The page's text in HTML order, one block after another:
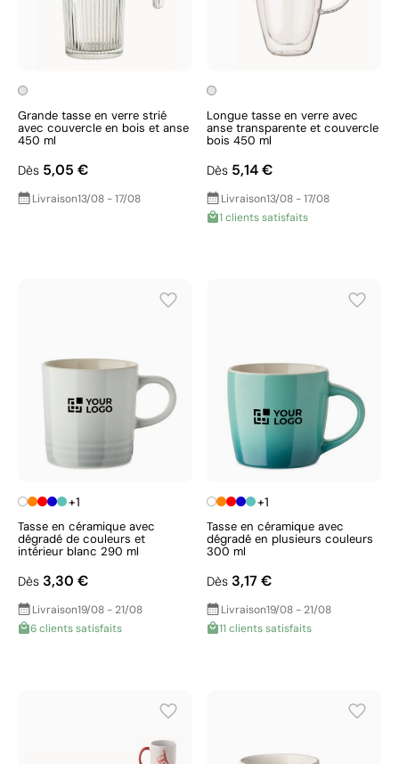
Grande tasse en verre strié
avec couvercle en bois et anse
450 ml
Dès 5,05 €
Livraison13/08 - 17/08
Longue tasse en verre avec
anse transparente et couvercle
bois 450 ml
Dès 5,14 €
Livraison13/08 - 17/08
1 clients satisfaits
+1
Tasse en céramique avec
dégradé de couleurs et
intérieur blanc 290 ml
Dès 3,30 €
Livraison19/08 - 21/08
6 clients satisfaits
+1
Tasse en céramique avec
dégradé en plusieurs couleurs
300 ml
Dès 3,17 €
Livraison19/08 - 21/08
11 clients satisfaits